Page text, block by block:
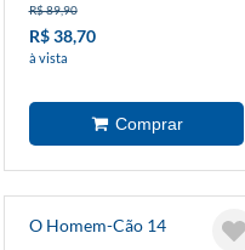
R$ 89,90
R$ 38,70
à vista
O Homem-Cão 14